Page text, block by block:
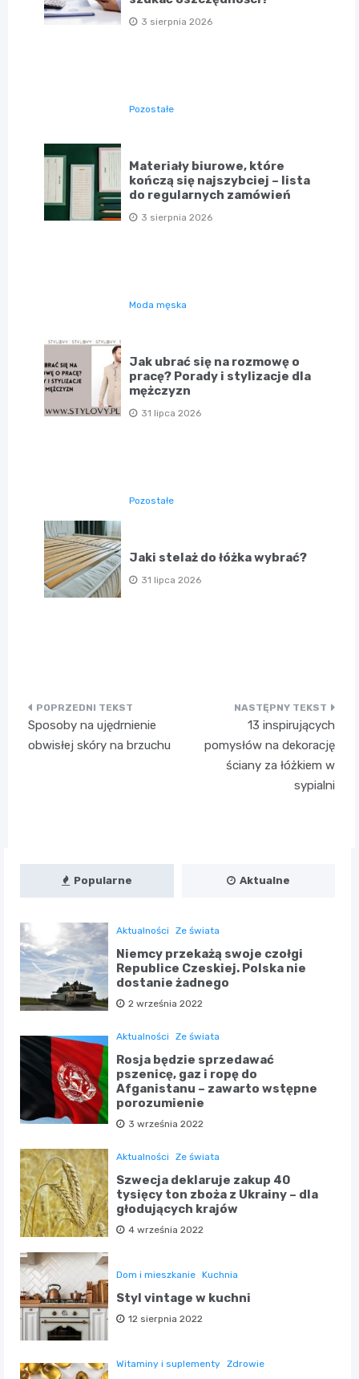
3 sierpnia 2026
Pozostałe
Materiały biurowe, które
kończą się najszybciej – lista
do regularnych zamówień
3 sierpnia 2026
Moda męska
Jak ubrać się na rozmowę o
pracę? Porady i stylizacje dla
mężczyzn
31 lipca 2026
Pozostałe
Jaki stelaż do łóżka wybrać?
31 lipca 2026
Nawigacja
wpisu
Sposoby na ujędrnienie
obwisłej skóry na brzuchu
13 inspirujących
pomysłów na dekorację
ściany za łóżkiem w
sypialni
Popularne Aktualne
Aktualności Ze świata
Niemcy przekażą swoje czołgi
Republice Czeskiej. Polska nie
dostanie żadnego
2 września 2022
Aktualności Ze świata
Rosja będzie sprzedawać
pszenicę, gaz i ropę do
Afganistanu – zawarto wstępne
porozumienie
3 września 2022
Aktualności Ze świata
Szwecja deklaruje zakup 40
tysięcy ton zboża z Ukrainy – dla
głodujących krajów
4 września 2022
Dom i mieszkanie Kuchnia
Styl vintage w kuchni
12 sierpnia 2022
Witaminy i suplementy Zdrowie